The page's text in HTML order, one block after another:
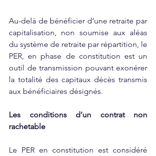
Au-delà de bénéficier d’une retraite par
capitalisation, non soumise aux aléas
du système de retraite par répartition, le
PER, en phase de constitution est un
outil de transmission pouvant exonérer
la totalité des capitaux décès transmis
aux bénéficiaires désignés.
Les conditions d’un contrat non
rachetable
Le PER en constitution est considéré